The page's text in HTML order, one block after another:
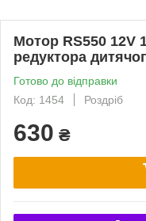
Мотор RS550 12V
редуктора
Готово до відправки
Код: 1454
Роздріб
630 ₴